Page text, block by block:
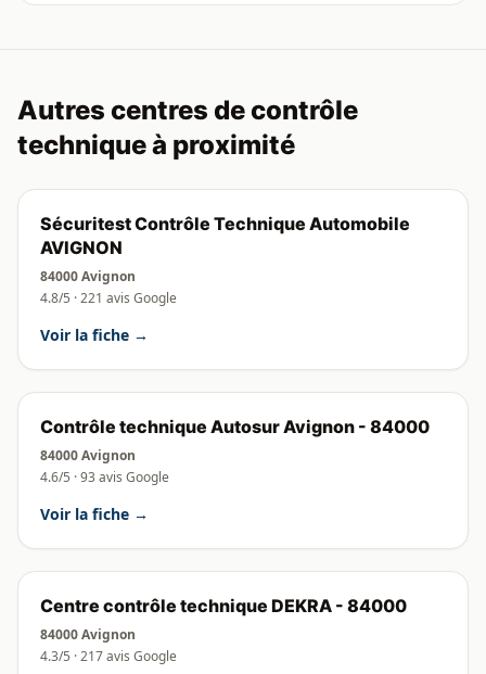
Autres centres de contrôle
technique à proximité
Sécuritest Contrôle Technique Automobile
AVIGNON
84000 Avignon
4.8/5 · 221 avis Google
Voir la fiche →
Contrôle technique Autosur Avignon - 84000
84000 Avignon
4.6/5 · 93 avis Google
Voir la fiche →
Centre contrôle technique DEKRA - 84000
84000 Avignon
4.3/5 · 217 avis Google